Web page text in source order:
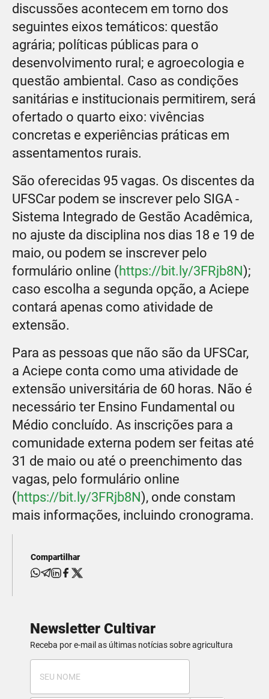
discussões acontecem em torno dos
seguintes eixos temáticos: questão
agrária; políticas públicas para o
desenvolvimento rural; e agroecologia e
questão ambiental. Caso as condições
sanitárias e institucionais permitirem, será
ofertado o quarto eixo: vivências
concretas e experiências práticas em
assentamentos rurais.
São oferecidas 95 vagas. Os discentes da
UFSCar podem se inscrever pelo SIGA -
Sistema Integrado de Gestão Acadêmica,
no ajuste da disciplina nos dias 18 e 19 de
maio, ou podem se inscrever pelo
formulário online (https://bit.ly/3FRjb8N);
caso escolha a segunda opção, a Aciepe
contará apenas como atividade de
extensão.
Para as pessoas que não são da UFSCar,
a Aciepe conta como uma atividade de
extensão universitária de 60 horas. Não é
necessário ter Ensino Fundamental ou
Médio concluído. As inscrições para a
comunidade externa podem ser feitas até
31 de maio ou até o preenchimento das
vagas, pelo formulário online
(https://bit.ly/3FRjb8N), onde constam
mais informações, incluindo cronograma.
Compartilhar
Newsletter Cultivar
Receba por e-mail as últimas notícias sobre agricultura